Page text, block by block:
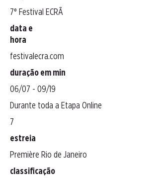
7° Festival ECRÃ
data e
hora
festivalecra.com
duração em min
06/07 - 09/19
Durante toda a Etapa Online
7
estreia
Première Rio de Janeiro
classificação